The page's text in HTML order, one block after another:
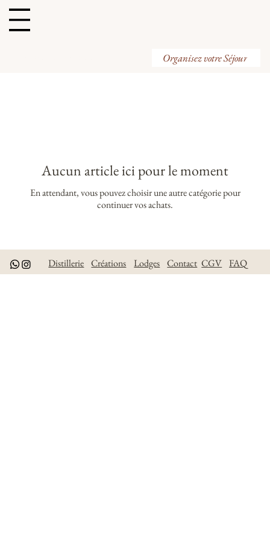
Organisez votre Séjour
Aucun article ici pour le moment
En attendant, vous pouvez choisir une autre catégorie pour
continuer vos achats.
Distillerie Lodges
Créations Contact CGV FAQ